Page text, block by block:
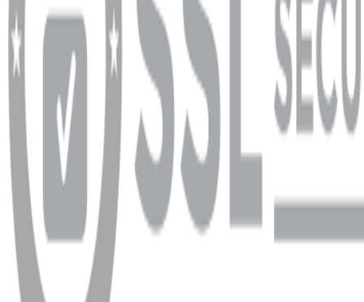
info@dukkanhifi.com 0850 441 40 44
Çalışma Saatleri: Pazartesi - Cuma 09:30 - 19:30, Cumartesi 10:00 - 18:00